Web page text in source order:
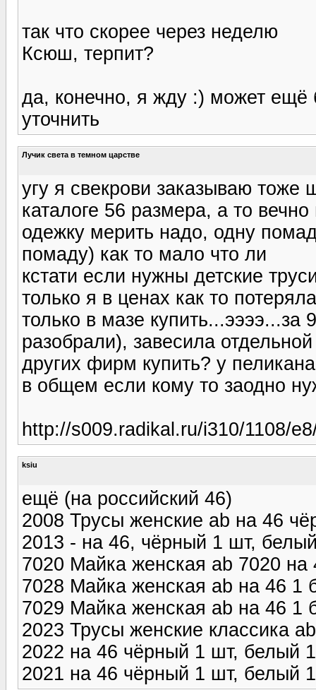
так что скорее через неделю
Ксюш, терпит?
да, конечно, я жду :) может ещё
уточнить
Лучик света в темном царстве
угу я свекрови заказываю тоже
каталоге 56 размера, а то
одежку мерить надо, одну
помаду) как то мало что ли
кстати если нужны детские
только я в ценах как то
только в мазе купить...ээээ...за
разобрали), завесила
других фирм купить? у
в общем если кому то заодно
http://s009.radikal.ru/i310/1108/
ksiu
ещё (на российский 46)
2008 Трусы женские ab на 46
2013 - на 46, чёрный 1 шт,
7020 Майка женская ab 7020 на
7028 Майка женская ab на 46 1
7029 Майка женская ab на 46 1
2023 Трусы женские классика
2022 на 46 чёрный 1 шт, белый
2021 на 46 чёрный 1 шт, белый